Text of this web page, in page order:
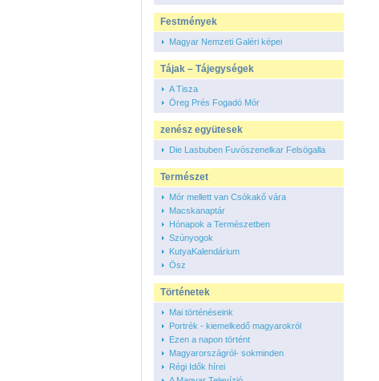
Festmények
Magyar Nemzeti Galéri képei
Tájak – Tájegységek
A Tisza
Öreg Prés Fogadó Mór
zenész együtesek
Die Lasbuben Fuvószenelkar Felsögalla
Természet
Mór mellett van Csókakő vára
Macskanaptár
Hónapok a Természetben
Szúnyogok
KutyaKalendárium
Ősz
Történetek
Mai történéseink
Portrék - kiemelkedő magyarokról
Ezen a napon történt
Magyarországról- sokminden
Régi Idők hírei